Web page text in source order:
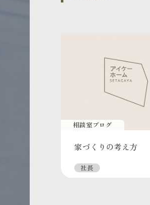
相談室ブログ
家づくりの考え方
社長